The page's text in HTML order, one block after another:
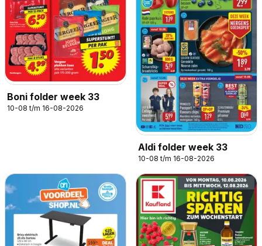
Boni folder week 33
10-08 t/m 16-08-2026
Aldi folder week 33
10-08 t/m 16-08-2026